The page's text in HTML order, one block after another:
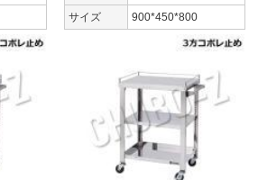
サイズ
900*450*800